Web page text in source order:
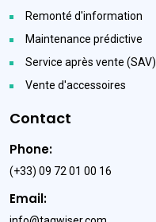
Remonté d'information
Maintenance prédictive
Service après vente (SAV)
Vente d'accessoires
Contact
Phone:
(+33) 09 72 01 00 16
Email: